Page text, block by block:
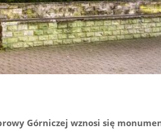
Górniczej wznosi się